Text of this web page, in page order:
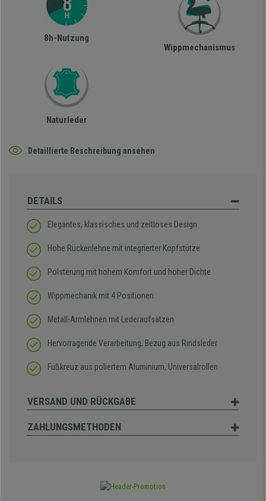
8h-Nutzung
Wippmechanismus
Naturleder
Detaillierte Beschreibung ansehen
DETAILS
Elegantes, klassisches und zeitloses Design
Hohe Rückenlehne mit integrierter Kopfstütze
Polsterung mit hohem Komfort und hoher Dichte
Wippmechanik mit 4 Positionen
Metall-Armlehnen mit Lederaufsätzen
Hervorragende Verarbeitung, Bezug aus Rindsleder
Fußkreuz aus poliertem Aluminium, Universalrollen
VERSAND UND RÜCKGABE
ZAHLUNGSMETHODEN